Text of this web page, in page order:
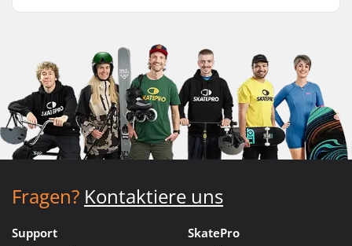
Fragen? Kontaktiere uns
Support SkatePro